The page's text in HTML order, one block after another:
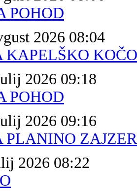
POHOD
2026 08:04
KAPELŠKO KOČO
2026 09:18
POHOD
2026 09:16
PLANINO
2026 08:22